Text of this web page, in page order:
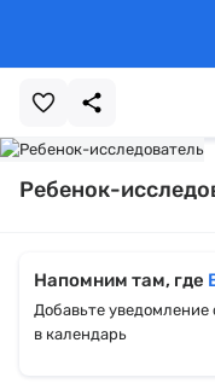
Ребенок-
Напомним там, где
Добавьте уведомление
в календарь